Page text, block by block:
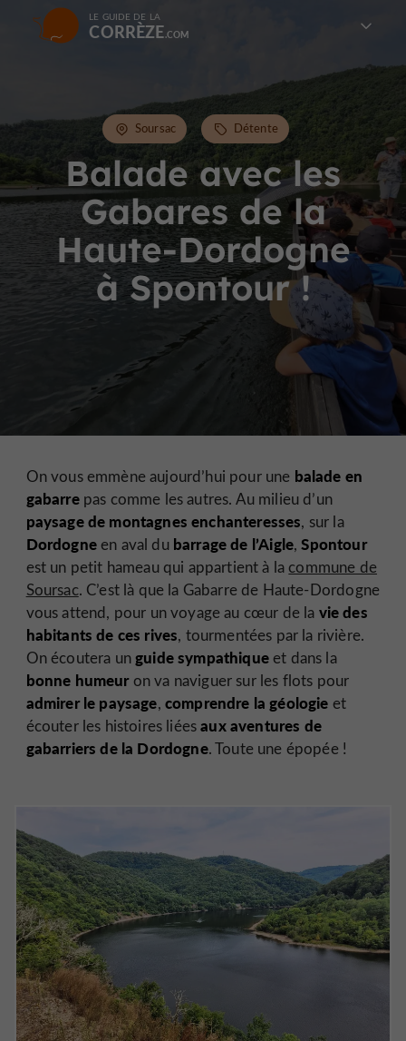
LE GUIDE DE LA
CORRÈZE
Balade avec les
Gabares de la
Haute-Dordogne
à Spontour !
Soursac Détente
On vous emmène aujourd’hui pour une balade en
gabarrepas comme les autres. Au milieu d’un
paysage de montagnes enchanteresses, sur la
Dordogneen aval du barrage de l’Aigle,Spontour
est un petit hameau qui appartient à la commune de
Soursac. C’est là que la Gabarre de Haute-Dordogne
vous attend, pour un voyage au cœur de la vie des
habitants de ces rives, tourmentées par la rivière.
On écoutera unguide sympathiqueet dans la
bonne humeuron va naviguer sur les flots pour
admirer le paysage, comprendre la géologie et
écouter les histoires liéesaux aventures de
gabarriers de la Dordogne. Toute une épopée !